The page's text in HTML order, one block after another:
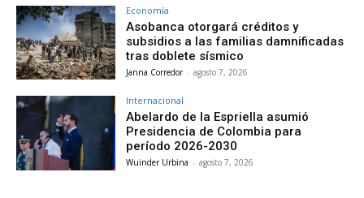
Economía
Asobanca otorgará créditos y
subsidios a las familias damnificadas
tras doblete sísmico
Janna Corredor - agosto 7, 2026
Internacional
Abelardo de la Espriella asumió
Presidencia de Colombia para
período 2026-2030
Wuinder Urbina - agosto 7, 2026